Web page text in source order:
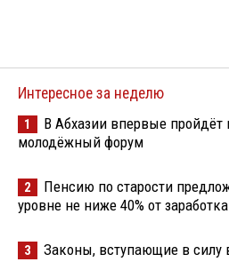
Интересное за неделю
1
В Абхазии впервые
молодёжный форум
2
Пенсию по старости
уровне не ниже 40% от заработка
3 Законы, вступающие в силу